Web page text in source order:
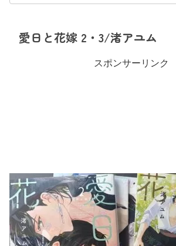
愛日と花嫁 2・3/渚アユム
スポンサーリンク